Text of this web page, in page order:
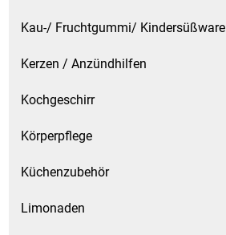
Kau-/ Fruchtgummi/ Kindersüßware
Kerzen / Anzündhilfen
Kochgeschirr
Körperpflege
Küchenzubehör
Limonaden